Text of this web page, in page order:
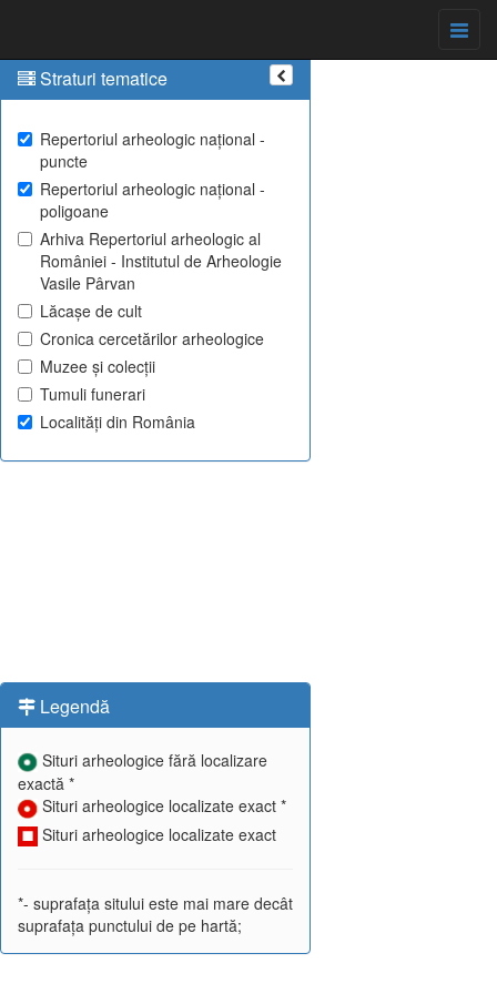
Straturi tematice
Repertoriul arheologic național -
puncte
Repertoriul arheologic național -
poligoane
Arhiva Repertoriul arheologic al
României - Institutul de Arheologie
Vasile Pârvan
Lăcașe de cult
Cronica cercetărilor arheologice
Muzee și colecții
Tumuli funerari
Localități din România
Legendă
Situri arheologice fără localizare
exactă *
Situri arheologice localizate exact *
Situri arheologice localizate exact
*- suprafața sitului este mai mare decât
suprafața punctului de pe hartă;